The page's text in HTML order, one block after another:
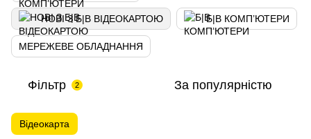
НОВІ З Б|В ВІДЕОКАРТОЮ Б|В КОМП’ЮТЕРИ
МЕРЕЖЕВЕ ОБЛАДНАННЯ
Фільтр 2 За популярністю
Відеокарта